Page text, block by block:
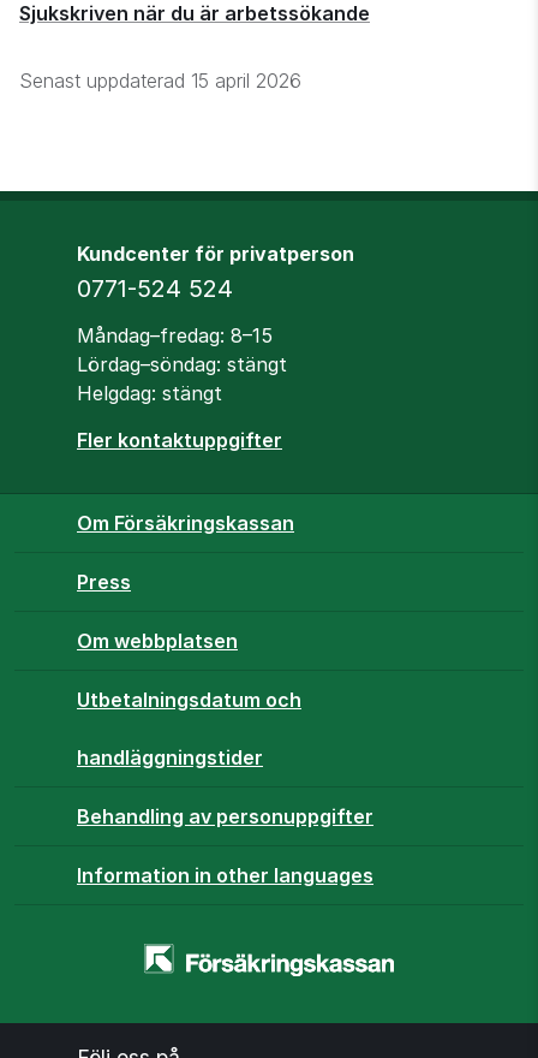
Sjukskriven när du är arbetssökande
Senast uppdaterad 15 april 2026
Kundcenter för privatperson
Telefon
0771-524 524
Öppettider
Måndag–fredag: 8–15
Lördag–söndag: stängt
Helgdag: stängt
Fler kontaktuppgifter
Om Försäkringskassan
Press
Om webbplatsen
Utbetalningsdatum och
handläggningstider
Behandling av personuppgifter
Information in other languages
Startsidan